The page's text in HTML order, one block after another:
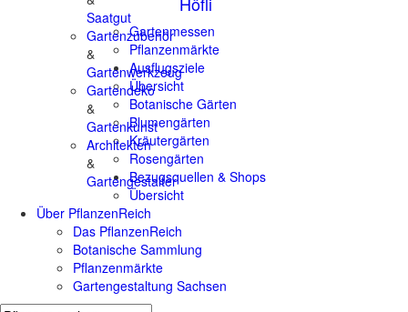
Saatgut
Gartenzubehör
&
Gartenwerkzeug
Gartendeko
&
Gartenkunst
Architekten
&
Gartengestalter
Gartenmessen
Pflanzenmärkte
Ausflugsziele
Übersicht
Botanische Gärten
Blumengärten
Kräutergärten
Rosengärten
Bezugsquellen & Shops
Übersicht
Über PflanzenReich
Das PflanzenReich
Botanische Sammlung
Pflanzenmärkte
Gartengestaltung Sachsen